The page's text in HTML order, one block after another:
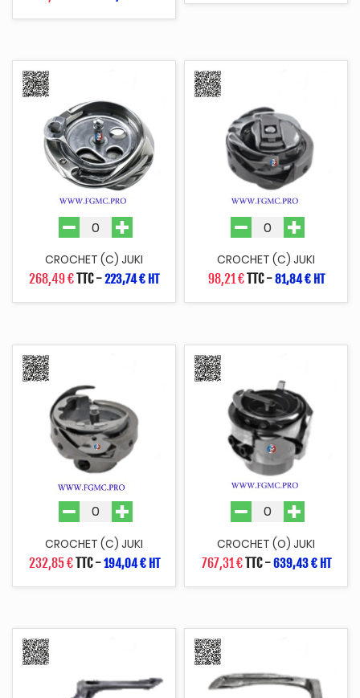
CROCHET (C) JUKI
268,49 €TTC-223,74 € HT
CROCHET (C) JUKI
98,21 €TTC-81,84 € HT
CROCHET (C) JUKI
232,85 €TTC-194,04 € HT
CROCHET (O) JUKI
767,31 €TTC-639,43 € HT